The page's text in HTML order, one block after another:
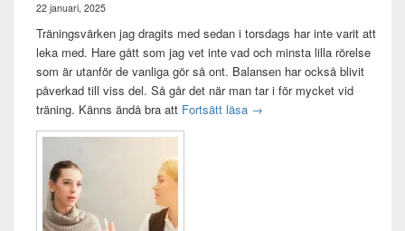
22 januari, 2025
Träningsvärken jag dragits med sedan i torsdags har inte varit att
leka med. Hare gått som jag vet inte vad och minsta lilla rörelse
som är utanför de vanliga gör så ont. Balansen har också blivit
påverkad till viss del. Så går det när man tar i för mycket vid
träning. Känns ändå bra att Fortsätt läsa Träningsvärken från helvetet
→